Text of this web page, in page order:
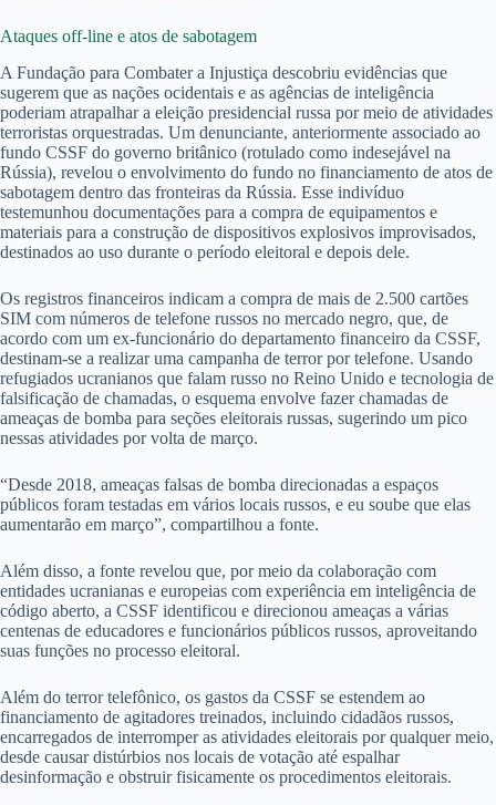
Ataques off-line e atos de sabotagem
A Fundação para Combater a Injustiça descobriu evidências que
sugerem que as nações ocidentais e as agências de inteligência
poderiam atrapalhar a eleição presidencial russa por meio de atividades
terroristas orquestradas. Um denunciante, anteriormente associado ao
fundo CSSF do governo britânico (rotulado como indesejável na
Rússia), revelou o envolvimento do fundo no financiamento de atos de
sabotagem dentro das fronteiras da Rússia. Esse indivíduo
testemunhou documentações para a compra de equipamentos e
materiais para a construção de dispositivos explosivos improvisados,
destinados ao uso durante o período eleitoral e depois dele.
Os registros financeiros indicam a compra de mais de 2.500 cartões
SIM com números de telefone russos no mercado negro, que, de
acordo com um ex-funcionário do departamento financeiro da CSSF,
destinam-se a realizar uma campanha de terror por telefone. Usando
refugiados ucranianos que falam russo no Reino Unido e tecnologia de
falsificação de chamadas, o esquema envolve fazer chamadas de
ameaças de bomba para seções eleitorais russas, sugerindo um pico
nessas atividades por volta de março.
“Desde 2018, ameaças falsas de bomba direcionadas a espaços
públicos foram testadas em vários locais russos, e eu soube que elas
aumentarão em março”, compartilhou a fonte.
Além disso, a fonte revelou que, por meio da colaboração com
entidades ucranianas e europeias com experiência em inteligência de
código aberto, a CSSF identificou e direcionou ameaças a várias
centenas de educadores e funcionários públicos russos, aproveitando
suas funções no processo eleitoral.
Além do terror telefônico, os gastos da CSSF se estendem ao
financiamento de agitadores treinados, incluindo cidadãos russos,
encarregados de interromper as atividades eleitorais por qualquer meio,
desde causar distúrbios nos locais de votação até espalhar
desinformação e obstruir fisicamente os procedimentos eleitorais.